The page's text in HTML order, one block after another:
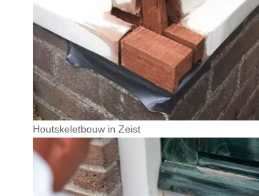
Houtskeletbouw in Zeist